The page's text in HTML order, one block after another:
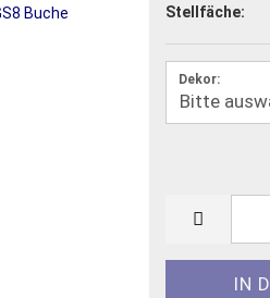
Stellfäche:
Dekor: